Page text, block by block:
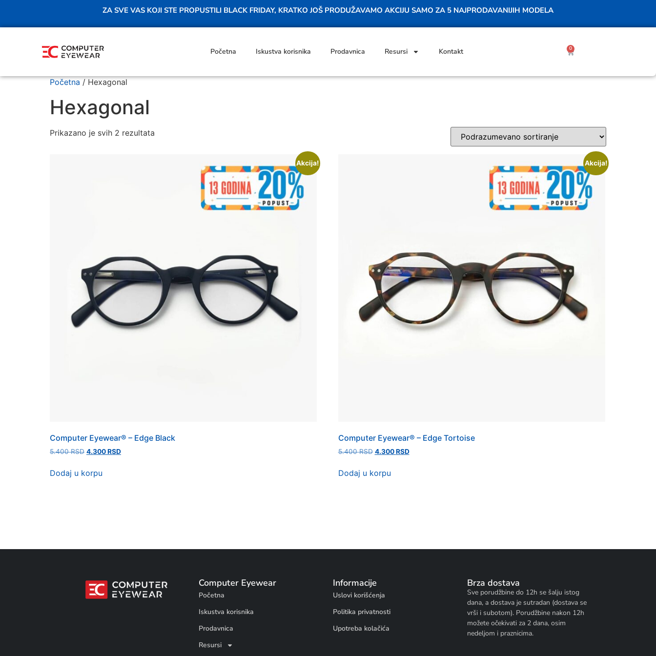
ZA SVE VAS KOJI STE PROPUSTILI BLACK FRIDAY, KRATKO JOŠ PRODUŽAVAMO AKCIJU SAMO ZA 5 NAJPRODAVANIJIH MODELA
Početna Iskustva korisnika Prodavnica Resursi Kontakt 0
Početna / Hexagonal
Hexagonal
Prikazano je svih 2 rezultata
Akcija!
Computer Eyewear® – Edge Black
5.400RSD 4.300RSD
Dodaj u korpu
Akcija!
Computer Eyewear® – Edge Tortoise
5.400RSD 4.300RSD
Dodaj u korpu
Computer Eyewear
Početna
Iskustva korisnika
Prodavnica
Resursi
Informacije
Uslovi korišćenja
Politika privatnosti
Upotreba kolačića
Brza dostava
Sve porudžbine do 12h se šalju istog
dana, a dostava je sutradan (dostava se
vrši i subotom). Porudžbine nakon 12h
možete očekivati za 2 dana, osim
nedeljom i praznicima.